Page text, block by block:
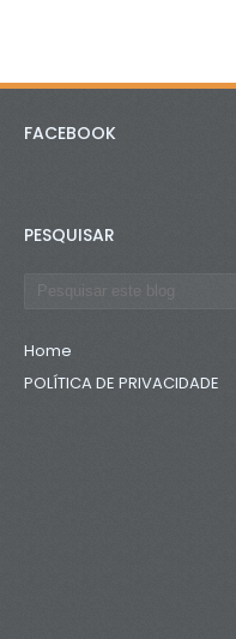
FACEBOOK
PESQUISAR
Home
POLÍTICA DE PRIVACIDADE